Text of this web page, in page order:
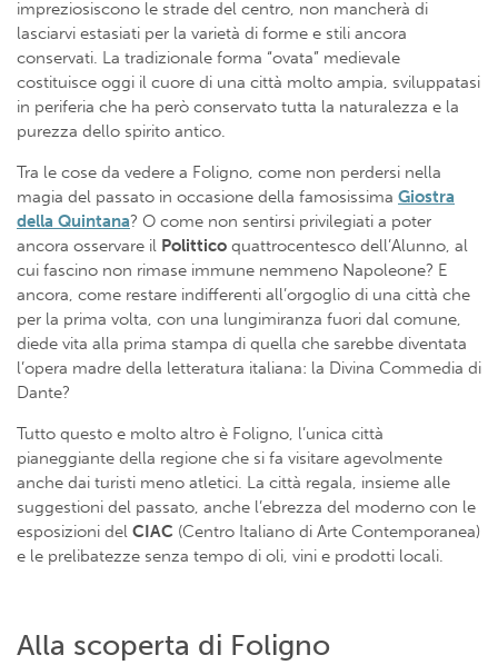
impreziosiscono le strade del centro, non mancherà di
lasciarvi estasiati per la varietà di forme e stili ancora
conservati. La tradizionale forma “ovata” medievale
costituisce oggi il cuore di una città molto ampia, sviluppatasi
in periferia che ha però conservato tutta la naturalezza e la
purezza dello spirito antico.
Tra le cose da vedere a Foligno, come non perdersi nella
magia del passato in occasione della famosissima Giostra
della Quintana? O come non sentirsi privilegiati a poter
ancora osservare il Polittico quattrocentesco dell’Alunno, al
cui fascino non rimase immune nemmeno Napoleone? E
ancora, come restare indifferenti all’orgoglio di una città che
per la prima volta, con una lungimiranza fuori dal comune,
diede vita alla prima stampa di quella che sarebbe diventata
l’opera madre della letteratura italiana: la Divina Commedia di
Dante?
Tutto questo e molto altro è Foligno, l’unica città
pianeggiante della regione che si fa visitare agevolmente
anche dai turisti meno atletici. La città regala, insieme alle
suggestioni del passato, anche l’ebrezza del moderno con le
esposizioni del CIAC (Centro Italiano di Arte Contemporanea)
e le prelibatezze senza tempo di oli, vini e prodotti locali.
Alla scoperta di Foligno